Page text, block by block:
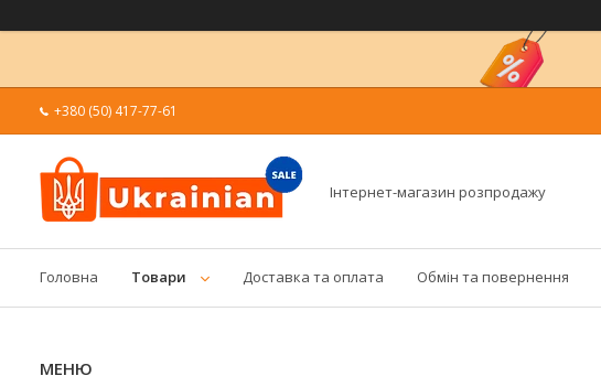
+380 (50) 417-77-61
Інтернет-магазин розпродажу
Головна Товари Доставка та оплата Обмін та повернення